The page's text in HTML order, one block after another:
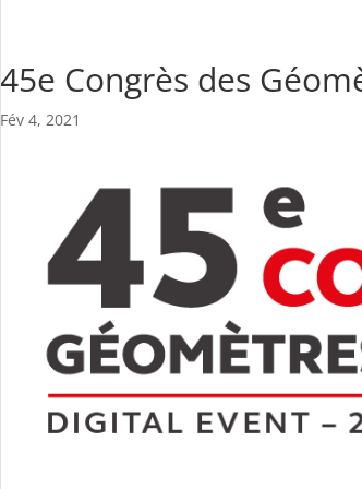
45e Congrès des
Fév 4, 2021